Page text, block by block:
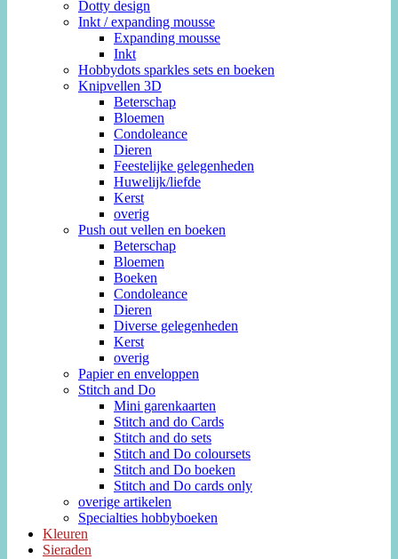
Dotty design
Inkt / expanding mousse
Expanding mousse
Inkt
Hobbydots sparkles sets en boeken
Knipvellen 3D
Beterschap
Bloemen
Condoleance
Dieren
Feestelijke gelegenheden
Huwelijk/liefde
Kerst
overig
Push out vellen en boeken
Beterschap
Bloemen
Boeken
Condoleance
Dieren
Diverse gelegenheden
Kerst
overig
Papier en enveloppen
Stitch and Do
Mini garenkaarten
Stitch and do Cards
Stitch and do sets
Stitch and Do coloursets
Stitch and Do boeken
Stitch and Do cards only
overige artikelen
Specialties hobbyboeken
Kleuren
Sieraden